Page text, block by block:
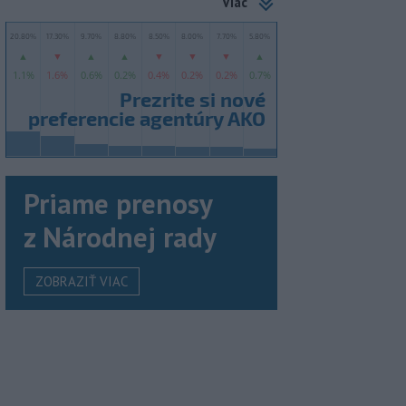
Priame prenosy
z Národnej rady
ZOBRAZIŤ VIAC